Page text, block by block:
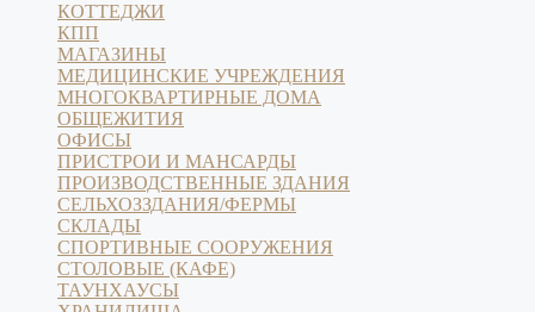
КОТТЕДЖИ
КПП
МАГАЗИНЫ
МЕДИЦИНСКИЕ УЧРЕЖДЕНИЯ
МНОГОКВАРТИРНЫЕ ДОМА
ОБЩЕЖИТИЯ
ОФИСЫ
ПРИСТРОИ И МАНСАРДЫ
ПРОИЗВОДСТВЕННЫЕ ЗДАНИЯ
СЕЛЬХОЗЗДАНИЯ/ФЕРМЫ
СКЛАДЫ
СПОРТИВНЫЕ СООРУЖЕНИЯ
СТОЛОВЫЕ (КАФЕ)
ТАУНХАУСЫ